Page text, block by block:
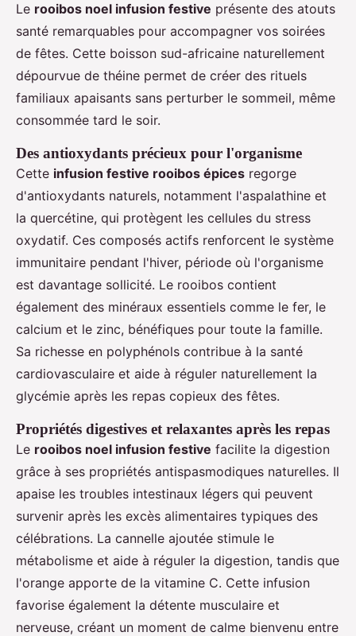
Le rooibos noel infusion festive présente des atouts
santé remarquables pour accompagner vos soirées
de fêtes. Cette boisson sud-africaine naturellement
dépourvue de théine permet de créer des rituels
familiaux apaisants sans perturber le sommeil, même
consommée tard le soir.
Des antioxydants précieux pour l'organisme
Cette infusion festive rooibos épices regorge
d'antioxydants naturels, notamment l'aspalathine et
la quercétine, qui protègent les cellules du stress
oxydatif. Ces composés actifs renforcent le système
immunitaire pendant l'hiver, période où l'organisme
est davantage sollicité. Le rooibos contient
également des minéraux essentiels comme le fer, le
calcium et le zinc, bénéfiques pour toute la famille.
Sa richesse en polyphénols contribue à la santé
cardiovasculaire et aide à réguler naturellement la
glycémie après les repas copieux des fêtes.
Propriétés digestives et relaxantes après les repas
Le rooibos noel infusion festive facilite la digestion
grâce à ses propriétés antispasmodiques naturelles. Il
apaise les troubles intestinaux légers qui peuvent
survenir après les excès alimentaires typiques des
célébrations. La cannelle ajoutée stimule le
métabolisme et aide à réguler la digestion, tandis que
l'orange apporte de la vitamine C. Cette infusion
favorise également la détente musculaire et
nerveuse, créant un moment de calme bienvenu entre